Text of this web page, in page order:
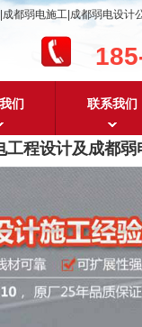
都弱电施工|成都弱电设计
们 联系我们
程设计及成都弱